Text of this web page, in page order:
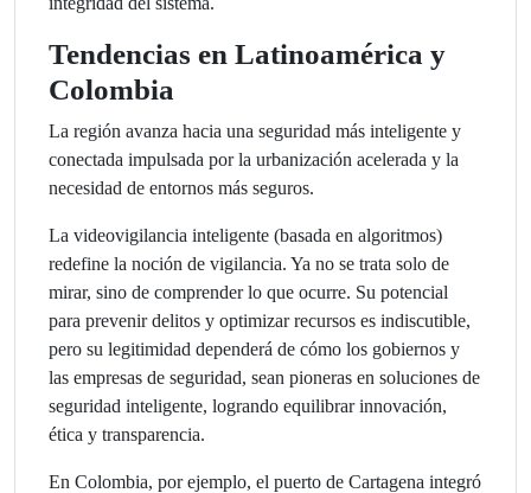
Tendencias en Latinoamérica y
Colombia
La región avanza hacia una seguridad más inteligente y
conectada impulsada por la urbanización acelerada y la
necesidad de entornos más seguros.
La videovigilancia inteligente (basada en algoritmos)
redefine la noción de vigilancia. Ya no se trata solo de
mirar, sino de comprender lo que ocurre. Su potencial
para prevenir delitos y optimizar recursos es indiscutible,
pero su legitimidad dependerá de cómo los gobiernos y
las empresas de seguridad, sean pioneras en soluciones de
seguridad inteligente, logrando equilibrar innovación,
ética y transparencia.
En Colombia, por ejemplo, el puerto de Cartagena integró